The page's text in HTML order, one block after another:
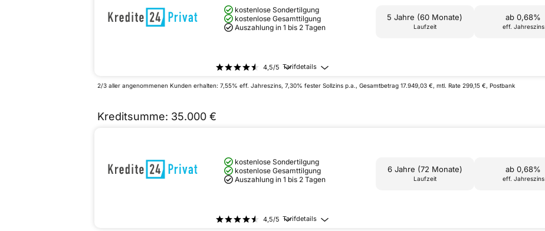
kostenlose Sondertilgung
kostenlose Gesamttilgung
Auszahlung in 1 bis 2 Tagen
5 Jahre (60 Monate)
Laufzeit
ab 0,68%
eff. Jahreszins
4,5/5 Tarifdetails
2/3 aller angenommenen Kunden erhalten: 7,55% eff. Jahreszins, 7,30% fester Sollzins p.a., Gesamtbetrag 17.949,03 €, mtl. Rate 299,15 €, Postbank
Kreditsumme: 35.000 €
kostenlose Sondertilgung
kostenlose Gesamttilgung
Auszahlung in 1 bis 2 Tagen
6 Jahre (72 Monate)
Laufzeit
ab 0,68%
eff. Jahreszins
4,5/5 Tarifdetails